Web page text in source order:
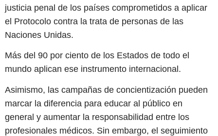
justicia penal de los países comprometidos a aplicar
el Protocolo contra la trata de personas de las
Naciones Unidas.
Más del 90 por ciento de los Estados de todo el
mundo aplican ese instrumento internacional.
Asimismo, las campañas de concientización pueden
marcar la diferencia para educar al público en
general y aumentar la responsabilidad entre los
profesionales médicos. Sin embargo, el seguimiento